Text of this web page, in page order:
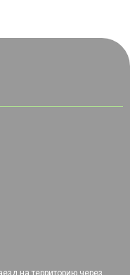
на территорию через